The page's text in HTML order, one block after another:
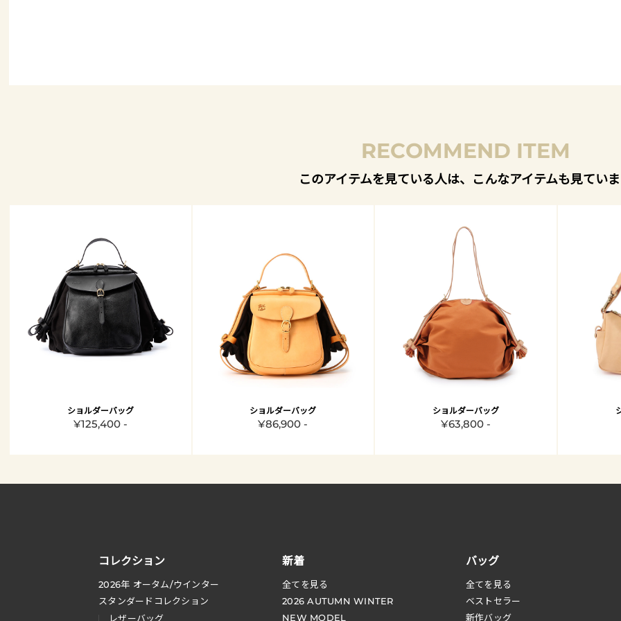
RECOMMEND ITEM
このアイテムを見ている人は、こんなアイテムも見てい
ショルダーバッグ
¥125,400 -
ショルダーバッグ
¥86,900 -
ショルダーバッグ
¥63,800 -
コレクション
2026年 オータム/ウインター
スタンダードコレクション
レザーバッグ
新着
全てを見る
2026 AUTUMN WINTER
NEW MODEL
バッグ
全てを見る
ベストセラー
新作バッグ